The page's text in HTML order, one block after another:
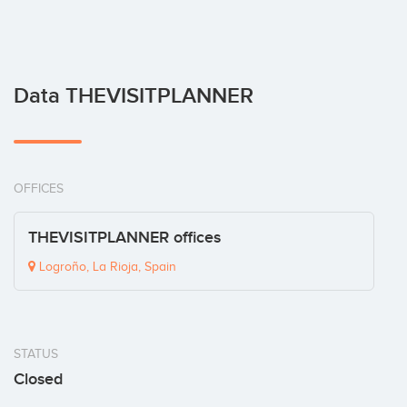
Data THEVISITPLANNER
OFFICES
THEVISITPLANNER offices
Logroño, La Rioja, Spain
STATUS
Closed